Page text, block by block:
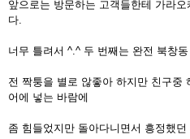
앞으로는 방문하는 고객들한테 가라
다.
너무 틀려서 ^.^ 두 번째는 완전 북창
전 짝퉁을 별로 않좋아 하지만 친구중
어에 넣는 바람에
좀 힘들었지만 돌아다니면서 흥정했